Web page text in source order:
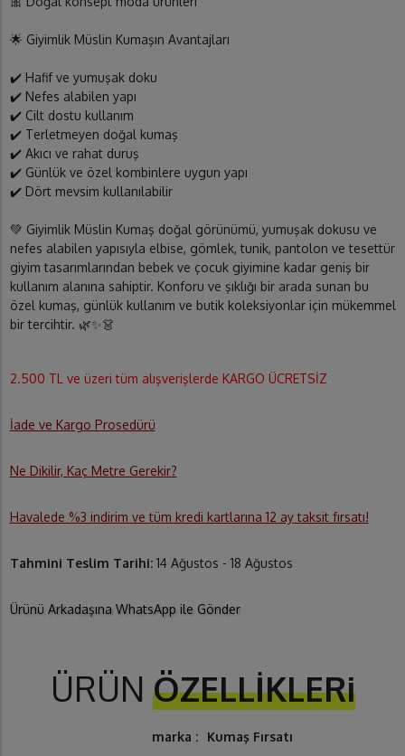
🌟 Giyimlik Müslin Kumaşın Avantajları
✔️ Hafif ve yumuşak doku
✔️ Nefes alabilen yapı
✔️ Cilt dostu kullanım
✔️ Terletmeyen doğal kumaş
✔️ Akıcı ve rahat duruş
✔️ Günlük ve özel kombinlere uygun yapı
✔️ Dört mevsim kullanılabilir
💚 Giyimlik Müslin Kumaş doğal görünümü, yumuşak dokusu ve
nefes alabilen yapısıyla elbise, gömlek, tunik, pantolon ve tesettür
giyim tasarımlarından bebek ve çocuk giyimine kadar geniş bir
kullanım alanına sahiptir. Konforu ve şıklığı bir arada sunan bu
özel kumaş, günlük kullanım ve butik koleksiyonlar için mükemmel
bir tercihtir. 🌿✨👗
2.500 TL ve üzeri tüm alışverişlerde KARGO ÜCRETSİZ
İade ve Kargo Prosedürü
Ne Dikilir, Kaç Metre Gerekir?
Havalede %3 indirim ve tüm kredi kartlarına 12 ay taksit fırsatı!
Tahmini Teslim Tarihi: 14 Ağustos - 18 Ağustos
Ürünü Arkadaşına WhatsApp ile Gönder
ÜRÜN ÖZELLİKLERi
marka : Kumaş Fırsatı